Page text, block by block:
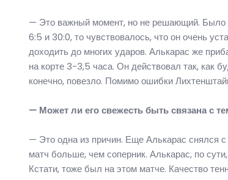
— Это важный момент, но не решающий. Было
6:5 и 30:0, то чувствовалось, что он очень
доходить до многих ударов. Алькарас же
на корте 3-3,5 часа. Он действовал так, как
конечно, повезло. Помимо ошибки
— Может ли его свежесть быть связана с
— Это одна из причин. Еще Алькарас снялся
матч больше, чем соперник. Алькарас, по
Кстати, тоже был на этом матче. Качество